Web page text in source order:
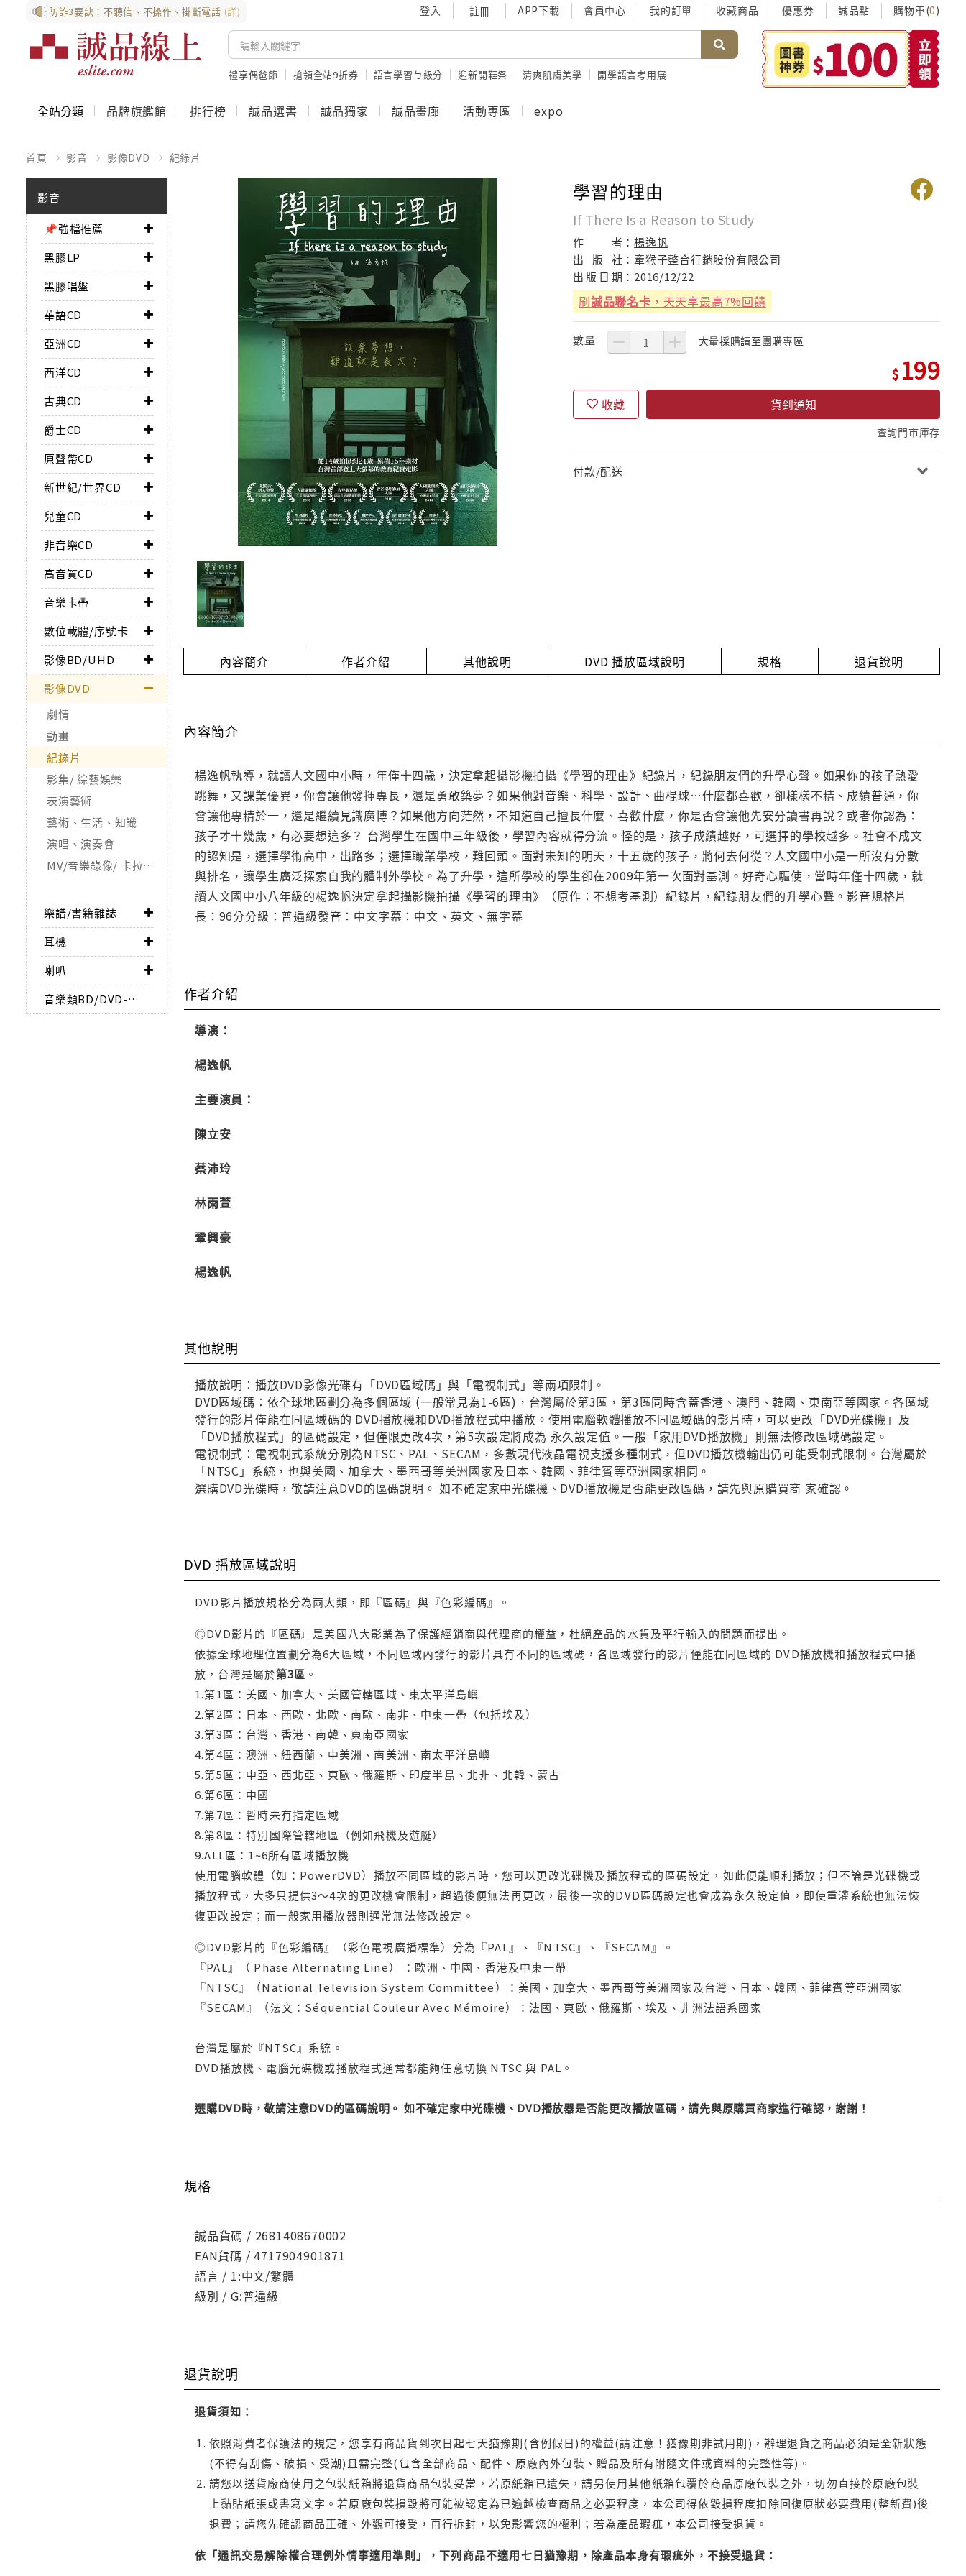
防詐3要訣：不聽信、不操作、掛斷電話 (詳) 登入 註冊 APP下載 會員中心 我的訂單 收藏商品 優惠券 誠品點 購物車(0)
禮享偶爸節 搶領全站9折券 語言學習ㄅ級分 迎新開鞋祭 清爽肌膚美學 開學語言考用展
全站分類 品牌旗艦館 排行榜 誠品選書 誠品獨家 誠品畫廊 活動專區 expo
首頁 影音 影像DVD 紀錄片
影音
📌強檔推薦
黑膠LP
黑膠唱盤
華語CD
亞洲CD
西洋CD
古典CD
爵士CD
原聲帶CD
新世紀/世界CD
兒童CD
非音樂CD
高音質CD
音樂卡帶
數位載體/序號卡
影像BD/UHD
影像DVD
劇情
動畫
紀錄片
影集/ 綜藝娛樂
表演藝術
藝術、生活、知識
演唱、演奏會
MV/音樂錄像/ 卡拉OK
樂譜/書籍雜誌
耳機
喇叭
音樂類BD/DVD-AUDIO
學習的理由
If There Is a Reason to Study
作 者：楊逸帆
出
版 社： 牽猴子整合行銷股份有限公司
出 版 日 期： 2016/12/22
刷誠品聯名卡 ，天天享最高7%回饋
數量 大量採購請至團購專區
199
收藏 貨到通知
查詢門市庫存
付款/配送
內容簡介 作者介紹 其他說明 DVD 播放區域說明 規格 退貨說明
內容簡介
楊逸帆執導，就讀人文國中小時，年僅十四歲，決定拿起攝影機拍攝《學習的理由》紀錄片，紀錄朋友們的升學心聲。如果你的孩子熱愛
跳舞，又課業優異，你會讓他發揮專長，還是勇敢築夢？如果他對音樂、科學、設計、曲棍球…什麼都喜歡，卻樣樣不精、成績普通，你
會讓他專精於一，還是繼續見識廣博？如果他方向茫然，不知道自己擅長什麼、喜歡什麼，你是否會讓他先安分讀書再說？或者你認為：
孩子才十幾歲，有必要想這多？ 台灣學生在國中三年級後，學習內容就得分流。怪的是，孩子成績越好，可選擇的學校越多。社會不成文
的認知是，選擇學術高中，出路多；選擇職業學校，難回頭。面對未知的明天，十五歲的孩子，將何去何從？人文國中小是一所沒有分數
與排名，讓學生廣泛探索自我的體制外學校。為了升學，這所學校的學生卻在2009年第一次面對基測。好奇心驅使，當時年僅十四歲，就
讀人文國中小八年級的楊逸帆決定拿起攝影機拍攝《學習的理由》（原作：不想考基測）紀錄片，紀錄朋友們的升學心聲。影音規格片
長：96分分級：普遍級發音：中文字幕：中文、英文、無字幕
作者介紹
導演：
楊逸帆
主要演員：
陳立安
蔡沛玲
林雨萱
鞏興豪
楊逸帆
其他說明
播放說明：播放DVD影像光碟有「DVD區域碼」與「電視制式」等兩項限制。
DVD區域碼：依全球地區劃分為多個區域 (一般常見為1-6區)，台灣屬於第3區，第3區同時含蓋香港、澳門、韓國、東南亞等國家。各區域
發行的影片僅能在同區域碼的 DVD播放機和DVD播放程式中播放。使用電腦軟體播放不同區域碼的影片時，可以更改「DVD光碟機」及
「DVD播放程式」的區碼設定，但僅限更改4次，第5次設定將成為 永久設定值。一般「家用DVD播放機」則無法修改區域碼設定。
電視制式：電視制式系統分別為NTSC、PAL、SECAM，多數現代液晶電視支援多種制式，但DVD播放機輸出仍可能受制式限制。台灣屬於
「NTSC」系統，也與美國、加拿大、墨西哥等美洲國家及日本、韓國、菲律賓等亞洲國家相同。
選購DVD光碟時，敬請注意DVD的區碼說明。 如不確定家中光碟機、DVD播放機是否能更改區碼，請先與原購買商 家確認。
DVD 播放區域說明
DVD影片播放規格分為兩大類，即『區碼』與『色彩編碼』。
◎DVD影片的『區碼』是美國八大影業為了保護經銷商與代理商的權益，杜絕產品的水貨及平行輸入的問題而提出。
依據全球地理位置劃分為6大區域，不同區域內發行的影片具有不同的區域碼，各區域發行的影片僅能在同區域的 DVD播放機和播放程式中播
放，台灣是屬於第3區 。
1.第1區：美國、加拿大、美國管轄區域、東太平洋島嶼
2.第2區：日本、西歐、北歐、南歐、南非、中東一帶（包括埃及）
3.第3區：台灣、香港、南韓、東南亞國家
4.第4區：澳洲、紐西蘭、中美洲、南美洲、南太平洋島嶼
5.第5區：中亞、西北亞、東歐、俄羅斯、印度半島、北非、北韓、蒙古
6.第6區：中國
7.第7區：暫時未有指定區域
8.第8區：特別國際管轄地區（例如飛機及遊艇）
9.ALL區：1~6所有區域播放機
使用電腦軟體（如：PowerDVD）播放不同區域的影片時，您可以更改光碟機及播放程式的區碼設定，如此便能順利播放；但不論是光碟機或
播放程式，大多只提供3～4次的更改機會限制，超過後便無法再更改，最後一次的DVD區碼設定也會成為永久設定值，即使重灌系統也無法恢
復更改設定；而一般家用播放器則通常無法修改設定。
◎DVD影片的『色彩編碼』（彩色電視廣播標準）分為『PAL』、『NTSC』、『SECAM』。
『PAL』（ Phase Alternating Line） ：歐洲、中國、香港及中東一帶
『NTSC』（National Television System Committee）：美國、加拿大、墨西哥等美洲國家及台灣、日本、韓國、菲律賓等亞洲國家
『SECAM』（法文：Séquential Couleur Avec Mémoire）：法國、東歐、俄羅斯、埃及、非洲法語系國家
台灣是屬於『NTSC』系統。
DVD播放機、電腦光碟機或播放程式通常都能夠任意切換 NTSC 與 PAL。
選購DVD時，敬請注意DVD的區碼說明。 如不確定家中光碟機、DVD播放器是否能更改播放區碼，請先與原購買商家進行確認，謝謝！
規格
誠品貨碼 / 2681408670002
EAN貨碼 / 4717904901871
語言 / 1:中文/繁體
級別 / G:普遍級
退貨說明
退貨須知：
依照消費者保護法的規定，您享有商品貨到次日起七天猶豫期(含例假日)的權益(請注意！猶豫期非試用期)，辦理退貨之商品必須是全新狀態
(不得有刮傷、破損、受潮)且需完整(包含全部商品、配件、原廠內外包裝、贈品及所有附隨文件或資料的完整性等)。
請您以送貨廠商使用之包裝紙箱將退貨商品包裝妥當，若原紙箱已遺失，請另使用其他紙箱包覆於商品原廠包裝之外，切勿直接於原廠包裝
上黏貼紙張或書寫文字。若原廠包裝損毀將可能被認定為已逾越檢查商品之必要程度，本公司得依毀損程度扣除回復原狀必要費用(整新費)後
退費；請您先確認商品正確、外觀可接受，再行拆封，以免影響您的權利；若為產品瑕疵，本公司接受退貨。
依「通訊交易解除權合理例外情事適用準則」，下列商品不適用七日猶豫期，除產品本身有瑕疵外，不接受退貨：